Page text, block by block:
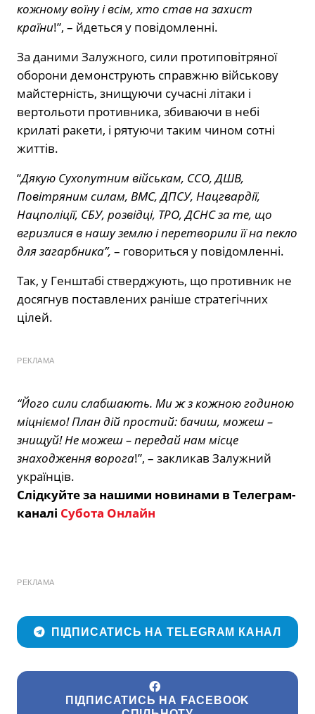
кожному воїну і всім, хто став на захист
країни!”, – йдеться у повідомленні.
За даними Залужного, сили протиповітряної
оборони демонструють справжню військову
майстерність, знищуючи сучасні літаки і
вертольоти противника, збиваючи в небі
крилаті ракети, і рятуючи таким чином сотні
життів.
“Дякую Сухопутним військам, ССО, ДШВ,
Повітряним силам, ВМС, ДПСУ, Нацгвардії,
Нацполіції, СБУ, розвідці, ТРО, ДСНС за те, що
вгризлися в нашу землю і перетворили її на пекло
для загарбника”, – говориться у повідомленні.
Так, у Генштабі стверджують, що противник не
досягнув поставлених раніше стратегічних
цілей.
РЕКЛАМА
“Його сили слабшають. Ми ж з кожною годиною
міцніємо! План дій простий: бачиш, можеш –
знищуй! Не можеш – передай нам місце
знаходження ворога!”, – закликав Залужний
українців.
Слідкуйте за нашими новинами в Телеграм-
каналі Субота Онлайн
РЕКЛАМА
ПІДПИСАТИСЬ НА TELEGRAM КАНАЛ
ПІДПИСАТИСЬ НА FACEBOOK